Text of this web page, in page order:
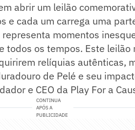
abrir um leilão
e cada um carrega uma
momentos
todos os tempos. Este leilão
relíquias autênticas,
de Pelé e seu
e CEO da Play For a
CONTINUA
APÓS A
PUBLICIDADE